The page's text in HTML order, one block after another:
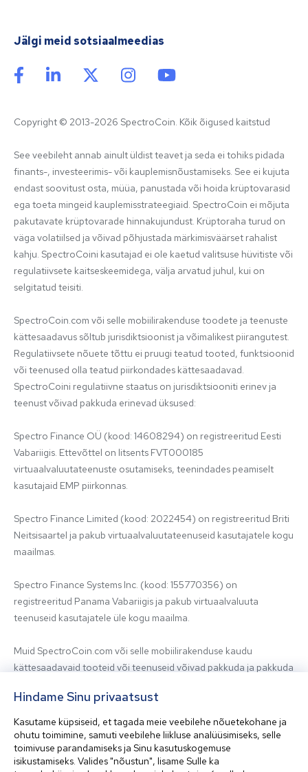
Jälgi meid sotsiaalmeedias
Copyright © 2013-2026 SpectroCoin. Kõik õigused kaitstud
See veebileht annab ainult üldist teavet ja seda ei tohiks pidada
finants-, investeerimis- või kauplemisnõustamiseks. See ei kujuta
endast soovitust osta, müüa, panustada või hoida krüptovarasid
ega toeta mingeid kauplemisstrateegiaid. SpectroCoin ei mõjuta
pakutavate krüptovarade hinnakujundust. Krüptoraha turud on
väga volatiilsed ja võivad põhjustada märkimisväärset rahalist
kahju. SpectroCoini kasutajad ei ole kaetud valitsuse hüvitiste või
regulatiivsete kaitseskeemidega, välja arvatud juhul, kui on
selgitatud teisiti.
SpectroCoin.com või selle mobiilirakenduse toodete ja teenuste
kättesaadavus sõltub jurisdiktsioonist ja võimalikest piirangutest.
Regulatiivsete nõuete tõttu ei pruugi teatud tooted, funktsioonid
või teenused olla teatud piirkondades kättesaadavad.
SpectroCoini regulatiivne staatus on jurisdiktsiooniti erinev ja
teenust võivad pakkuda erinevad üksused:
Spectro Finance OÜ (kood: 14608294) on registreeritud Eesti
Vabariigis. Ettevõttel on litsents FVT000185
virtuaalvaluutateenuste osutamiseks, teenindades peamiselt
kasutajaid EMP piirkonnas.
Spectro Finance Limited (kood: 2022454) on registreeritud Briti
Neitsisaartel ja pakub virtuaalvaluutateenuseid kasutajatele kogu
maailmas.
Spectro Finance Systems Inc. (kood: 155770356) on
registreeritud Panama Vabariigis ja pakub virtuaalvaluuta
teenuseid kasutajatele üle kogu maailma.
Muid SpectroCoin.com või selle mobiilirakenduse kaudu
kättesaadavaid tooteid või teenuseid võivad pakkuda ja pakkuda
Asjaomaseid teenuseid pakkuva üksuse kohta päringute
tegemiseks võtke meiega ühendust.
Enne meie platvormi kasutamist tutvuge palun meie
kasutustingimustega ja pöörduge vajadusel sõltumatu
Hindame Sinu privaatsust
Kasutame küpsiseid, et tagada meie veebilehe nõuetekohane ja
ohutu toimimine, samuti veebilehe liikluse analüüsimiseks, selle
toimivuse parandamiseks ja Sinu kasutuskogemuse
isikustamiseks. Valides "nõustun", lisame Sulle ka